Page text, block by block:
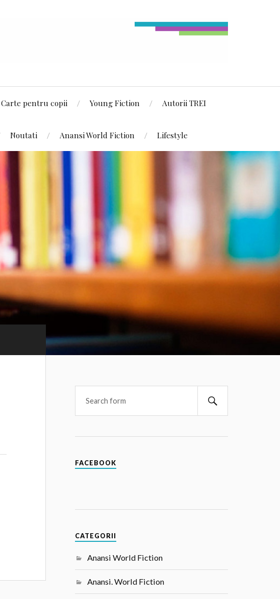
Carte pentru copii Young Fiction Autorii TREI
Noutati Anansi World Fiction Lifestyle
FACEBOOK
CATEGORII
Anansi World Fiction
Anansi. World Fiction